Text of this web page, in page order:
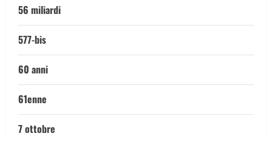
56 miliardi
577-bis
60 anni
61enne
7 ottobre